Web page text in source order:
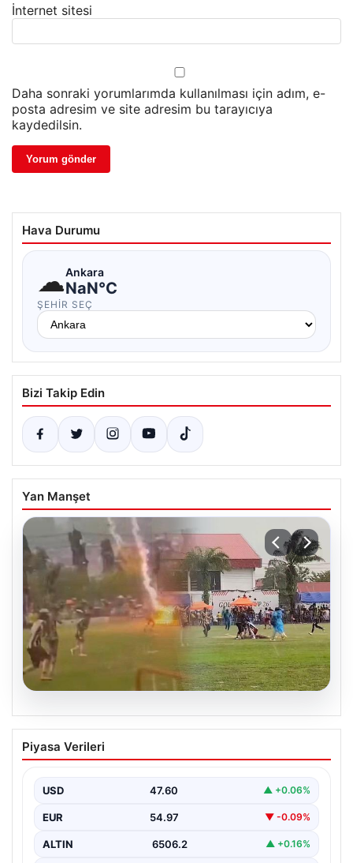
İnternet sitesi
Daha sonraki yorumlarımda kullanılması için adım, e-
posta adresim ve site adresim bu tarayıcıya
kaydedilsin.
Hava Durumu
☁Ankara
NaN°C
ŞEHIR SEÇ
Bizi Takip Edin
Yan Manşet
Olmaz denen oldu! Maç sırasında
yıldırım çarptı: O futbolcu hayatını
Piyasa Verileri
USD 47.60 ▲ +0.06%
EUR 54.97 ▼ -0.09%
ALTIN 6506.2 ▲ +0.16%